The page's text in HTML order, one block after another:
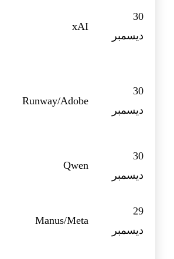
30
ديسمبر
xAI
30
ديسمبر
Runway/Adobe
30
ديسمبر
Qwen
29
ديسمبر
Manus/Meta